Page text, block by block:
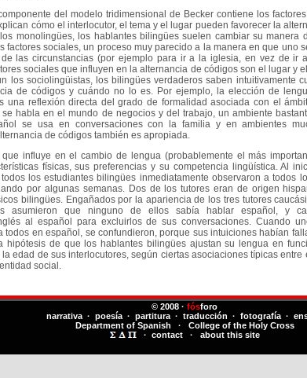
del modelo tridimensional de Becker contiene los
cómo el interlocutor, el tema y el lugar pueden favorecer la
monolingües, los hablantes bilingües suelen cambiar su manera
factores sociales, un proceso muy parecido a la manera en que uno
las circunstancias (por ejemplo para ir a la iglesia, en vez de ir
sociales que influyen en la alternancia de códigos son el lugar y
los sociolingüistas, los bilingües verdaderos saben intuitivamente
de códigos y cuándo no lo es. Por ejemplo, la elección de
una reflexión directa del grado de formalidad asociada con el
habla en el mundo de negocios y del trabajo, un ambiente
se usa en conversaciones con la familia y en ambientes
de códigos también es apropiada.
influye en el cambio de lengua (probablemente el más
físicas, sus preferencias y su competencia lingüística. Al
los estudiantes bilingües inmediatamente observaron a todos
por algunas semanas. Dos de los tutores eran de origen
bilingües. Engañados por la apariencia de los tres tutores
asumieron que ninguno de ellos sabía hablar español, y
al español para excluirlos de sus conversaciones. Cuando
todos en español, se confundieron, porque sus intuiciones habían
hipótesis de que los hablantes bilingües ajustan su lengua en
edad de sus interlocutores, según ciertas asociaciones típicas entre
social.
© 2008 · fósforo
narrativa · poesía · partitura · traducción · fotografía ·
Department of Spanish
· College of the Holy Cross
· contact· about this site